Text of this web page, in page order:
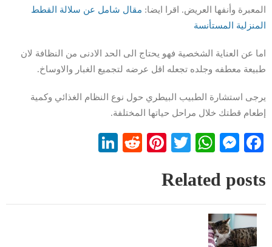
المعبرة وأنفها العريض. اقرا ايضا: مقال شامل عن سلالة القطط
المنزلية المستأنسة
اما عن العناية الشخصية فهو يحتاج الى الحد الادنى من النظافة لان
طبيعة معطفه وجلده تجعله اقل عرضه لتجميع الغبار والاوساخ.
يرجى استشارة الطبيب البيطري حول نوع النظام الغذائي وكمية
إطعام قطتك خلال مراحل حياتها المختلفة.
Facebook
Messenger
WhatsApp
Twitter
Pinterest
Reddit
Related posts